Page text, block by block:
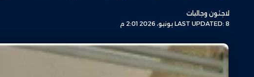
LAST UPDATED: 8 يونيو، 2026 2:01 م
لاجئون وجاليات